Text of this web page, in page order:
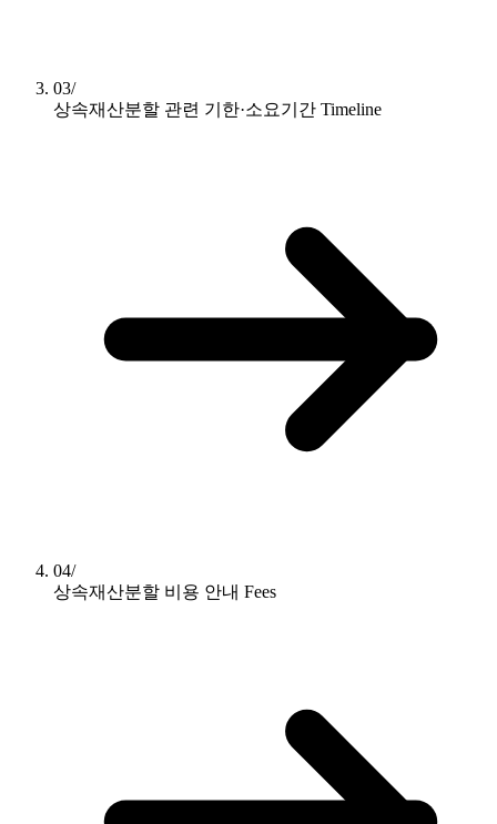
03/
상속재산분할 관련 기한·소요기간 Timeline
04/
상속재산분할 비용 안내 Fees